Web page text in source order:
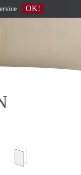
OK!